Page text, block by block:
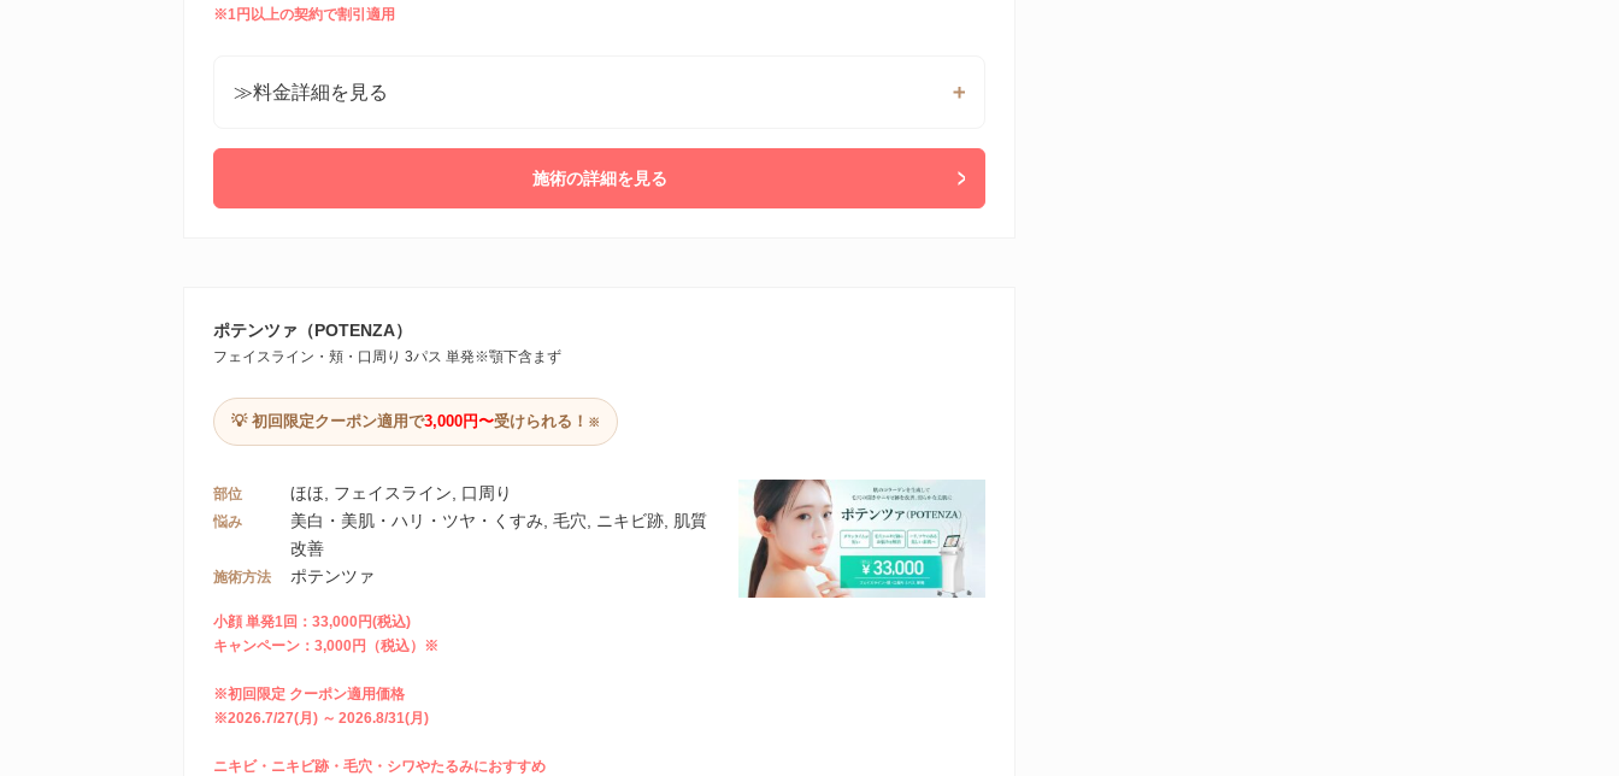
※1円以上の契約で割引適用
≫料金詳細を見る
施術の詳細を見る
ポテンツァ（POTENZA）
フェイスライン・頬・口周り 3パス 単発※顎下含まず
💡 初回限定クーポン適用で3,000円〜受けられる！ ※
部位 ほほ, フェイスライン, 口周り
悩み
美白・美肌・ハリ・ツヤ・くすみ, 毛穴, ニキビ跡, 肌質
改善
施術方法 ポテンツァ
小顔 単発1回：33,000円(税込)
キャンペーン：3,000円（税込）※
※初回限定 クーポン適用価格
※2026.7/27(月) ～ 2026.8/31(月)
ニキビ・ニキビ跡・毛穴・シワやたるみにおすすめ